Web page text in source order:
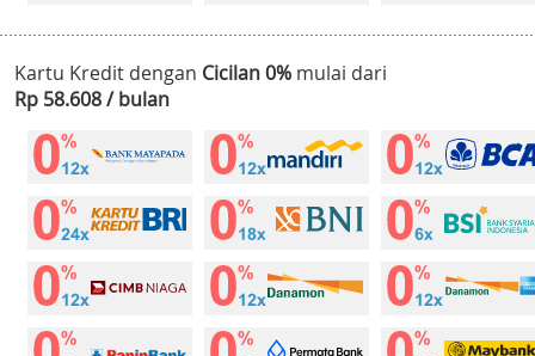
Kartu Kredit dengan Cicilan 0% mulai dari
Rp 58.608 / bulan